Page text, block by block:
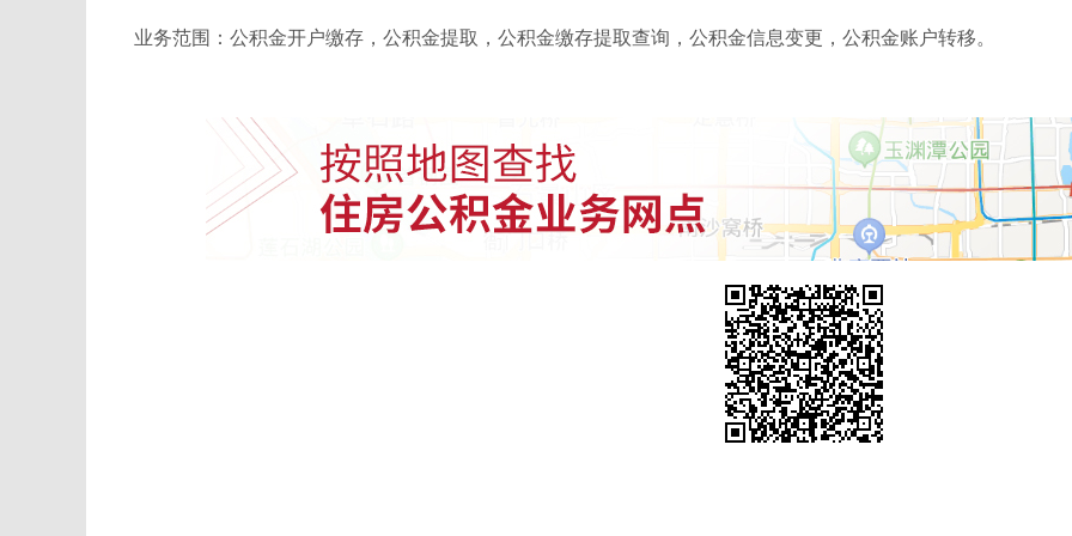
业务范围：公积金开户缴存，公积金提取，公积金缴存提取查询，公积金信息变更，公积金账户转移。